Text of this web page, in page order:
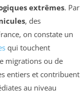
extrêmes. Par
, des
on constate un
qui touchent
migrations ou de
entiers et contribuent
au niveau